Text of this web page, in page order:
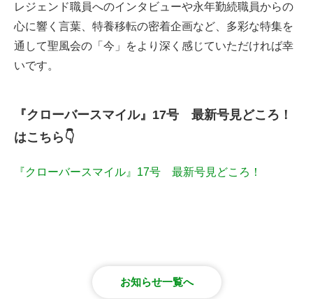
レジェンド職員へのインタビューや永年勤続職員からの
心に響く言葉、特養移転の密着企画など、多彩な特集を
通して聖風会の「今」をより深く感じていただければ幸
いです。
『クローバースマイル』17号 最新号見どころ！
はこちら👇
『クローバースマイル』17号 最新号見どころ！
お知らせ一覧へ